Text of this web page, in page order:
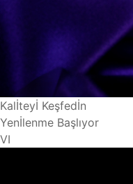
Kalİteyİ Keşfedİn
Yenİlenme Başlıyor
VI